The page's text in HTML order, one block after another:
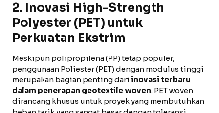
2. Inovasi High-Strength
Polyester (PET) untuk
Perkuatan Ekstrim
Meskipun polipropilena (PP) tetap populer,
penggunaan Poliester (PET) dengan modulus tinggi
merupakan bagian penting dari inovasi terbaru
dalam penerapan geotextile woven. PET woven
dirancang khusus untuk proyek yang membutuhkan